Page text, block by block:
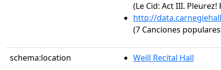
(Le Cid: Act III.
http://
(7 Canciones
schema:location Weill Recital Hall